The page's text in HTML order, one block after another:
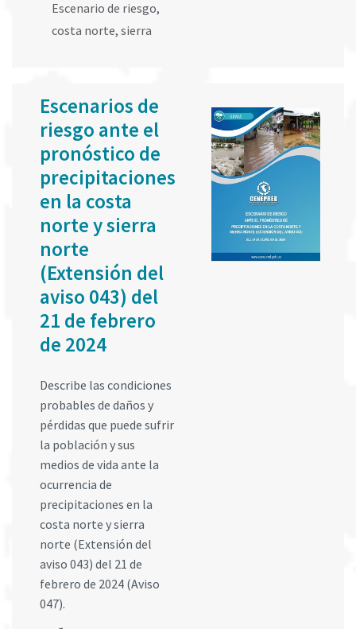
Escenario de riesgo,
costa norte, sierra
Escenarios de
riesgo ante el
pronóstico de
precipitaciones
en la costa
norte y sierra
norte
(Extensión del
aviso 043) del
21 de febrero
de 2024
Describe las condiciones
probables de daños y
pérdidas que puede sufrir
la población y sus
medios de vida ante la
ocurrencia de
precipitaciones en la
costa norte y sierra
norte (Extensión del
aviso 043) del 21 de
febrero de 2024 (Aviso
047).